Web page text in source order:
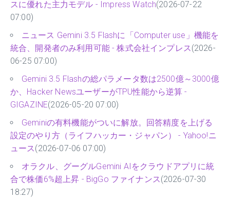
スに優れた主力モデル - Impress Watch(2026-07-22
07:00)
ニュース Gemini 3.5 Flashに「Computer use」機能を
統合、開発者のみ利用可能 - 株式会社インプレス(2026-
06-25 07:00)
Gemini 3.5 Flashの総パラメータ数は2500億～3000億
か、Hacker NewsユーザーがTPU性能から逆算 -
GIGAZINE(2026-05-20 07:00)
Geminiの有料機能がついに解放。回答精度を上げる
設定のやり方（ライフハッカー・ジャパン） - Yahoo!ニ
ュース(2026-07-06 07:00)
オラクル、グーグルGemini AIをクラウドアプリに統
合で株価6%超上昇 - BigGo ファイナンス(2026-07-30
18:27)